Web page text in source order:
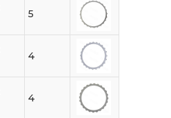
5
4
4